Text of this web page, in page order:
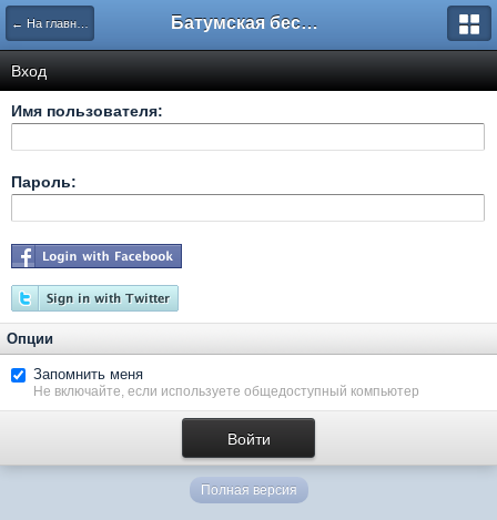
← На главную Батумская беседка
Вход
Имя пользователя:
Пароль:
Опции
Запомнить меня
Не включайте, если используете общедоступный компьютер
Полная версия